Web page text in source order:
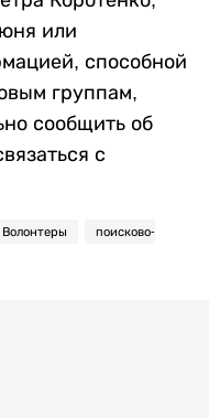
или
способной
группам,
сообщить об
с
Волонтеры поисково-